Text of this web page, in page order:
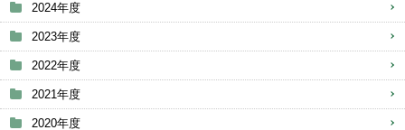
2024年度
2023年度
2022年度
2021年度
2020年度